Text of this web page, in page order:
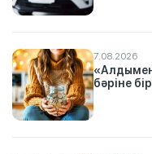
7.08.2026
«Алдымен
бәріне